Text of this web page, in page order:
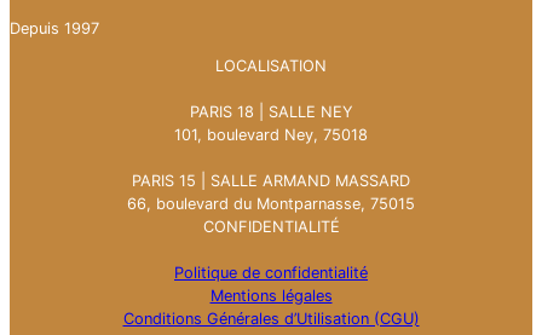
Depuis 1997
LOCALISATION
PARIS 18 | SALLE NEY
101, boulevard Ney, 75018
PARIS 15 | SALLE ARMAND MASSARD
66, boulevard du Montparnasse, 75015
CONFIDENTIALITÉ
Politique de confidentialité
Mentions légales
Conditions Générales d’Utilisation (CGU)